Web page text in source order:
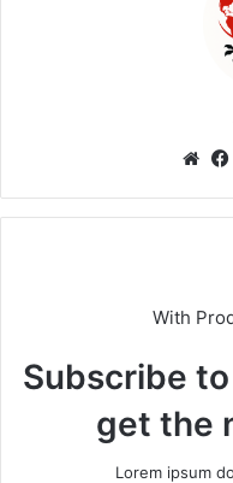
With
Subscribe
get the
Lorem ipsum